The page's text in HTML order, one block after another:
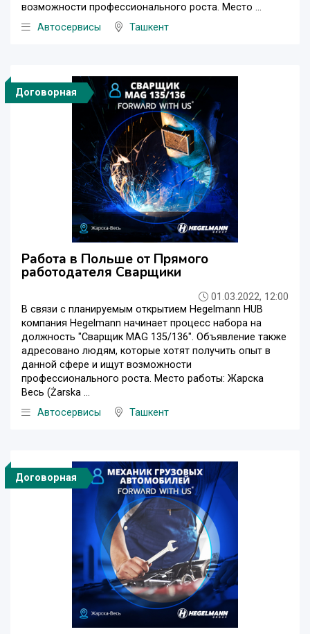
возможности профессионального роста. Место ...
Автосервисы
Ташкент
Договорная
Работа в Польше от Прямого
работодателя Сварщики
01.03.2022, 12:00
В связи с планируемым открытием Hegelmann HUB
компания Hegelmann начинает процесс набора на
должность "Сварщик MAG 135/136". Объявление также
адресовано людям, которые хотят получить опыт в
данной сфере и ищут возможности
профессионального роста. Место работы: Жарска
Весь (Żarska ...
Автосервисы
Ташкент
Договорная